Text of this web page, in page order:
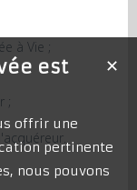
à Vie ;
;
✕
est
offrir une
pertinente
nous pouvons